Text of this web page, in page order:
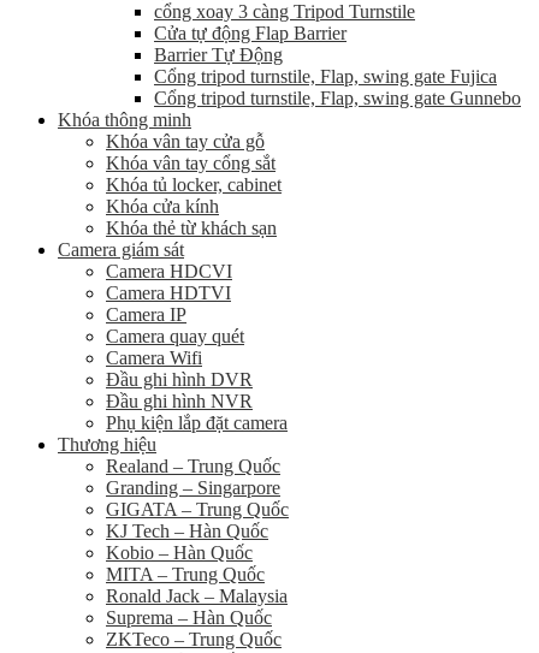
cổng xoay 3 càng Tripod Turnstile
Cửa tự động Flap Barrier
Barrier Tự Động
Cổng tripod turnstile, Flap, swing gate Fujica
Cổng tripod turnstile, Flap, swing gate Gunnebo
Khóa thông minh
Khóa vân tay cửa gỗ
Khóa vân tay cổng sắt
Khóa tủ locker, cabinet
Khóa cửa kính
Khóa thẻ từ khách sạn
Camera giám sát
Camera HDCVI
Camera HDTVI
Camera IP
Camera quay quét
Camera Wifi
Đầu ghi hình DVR
Đầu ghi hình NVR
Phụ kiện lắp đặt camera
Thương hiệu
Realand – Trung Quốc
Granding – Singarpore
GIGATA – Trung Quốc
KJ Tech – Hàn Quốc
Kobio – Hàn Quốc
MITA – Trung Quốc
Ronald Jack – Malaysia
Suprema – Hàn Quốc
ZKTeco – Trung Quốc